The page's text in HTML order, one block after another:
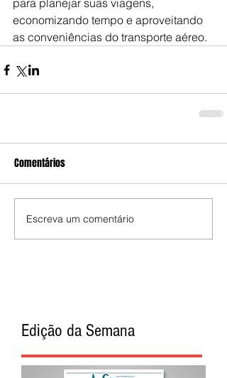
para planejar suas viagens,
economizando tempo e aproveitando
as conveniências do transporte aéreo.
Comentários
Escreva um comentário
Edição da Semana